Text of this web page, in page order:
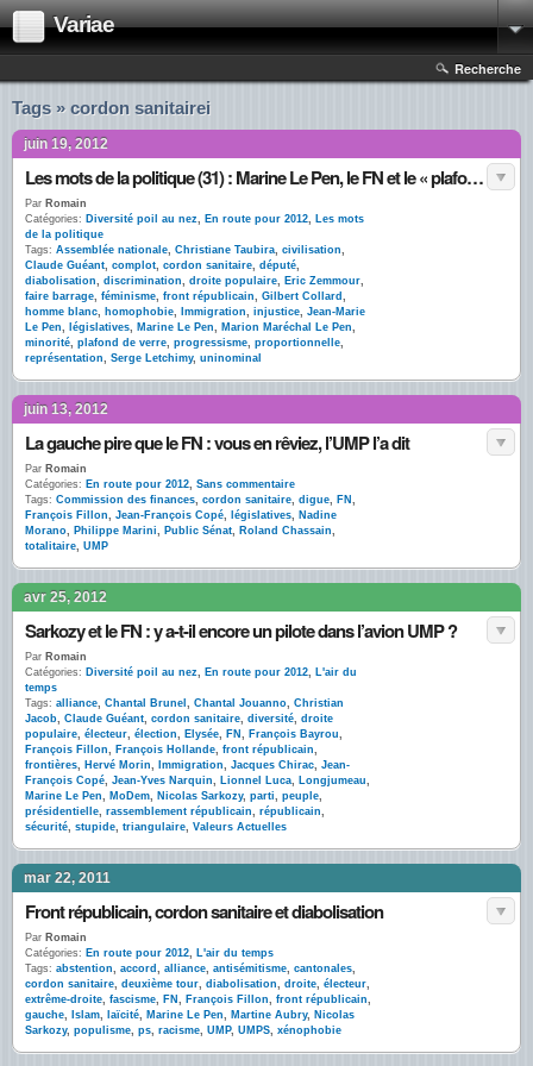
Variae
Recherche
Tags » cordon sanitairei
juin 19, 2012
Les mots de la politique (31) : Marine Le Pen, le FN et le « plafond de verre »
Par Romain
Catégories: Diversité poil au nez, En route pour 2012, Les mots
de la politique
Tags: Assemblée nationale, Christiane Taubira, civilisation,
Claude Guéant, complot, cordon sanitaire, député,
diabolisation, discrimination, droite populaire, Eric Zemmour,
faire barrage, féminisme, front républicain, Gilbert Collard ,
homme blanc, homophobie, Immigration, injustice, Jean-Marie
Le Pen, législatives, Marine Le Pen, Marion Maréchal Le Pen,
minorité, plafond de verre, progressisme, proportionnelle,
représentation, Serge Letchimy, uninominal
juin 13, 2012
La gauche pire que le FN : vous en rêviez, l’UMP l’a dit
Par Romain
Catégories: En route pour 2012, Sans commentaire
Tags: Commission des finances, cordon sanitaire, digue, FN ,
François Fillon, Jean-François Copé, législatives, Nadine
Morano, Philippe Marini, Public Sénat, Roland Chassain,
totalitaire, UMP
avr 25, 2012
Sarkozy et le FN : y a-t-il encore un pilote dans l’avion UMP ?
Par Romain
Catégories: Diversité poil au nez, En route pour 2012, L'air du
temps
Tags: alliance, Chantal Brunel , Chantal Jouanno, Christian
Jacob, Claude Guéant, cordon sanitaire, diversité, droite
populaire, électeur, élection, Elysée, FN , François Bayrou,
François Fillon, François Hollande, front républicain,
frontières, Hervé Morin, Immigration, Jacques Chirac, Jean-
François Copé, Jean-Yves Narquin, Lionnel Luca, Longjumeau,
Marine Le Pen, MoDem, Nicolas Sarkozy, parti, peuple,
présidentielle, rassemblement républicain, républicain,
sécurité, stupide, triangulaire, Valeurs Actuelles
mar 22, 2011
Front républicain, cordon sanitaire et diabolisation
Par Romain
Catégories: En route pour 2012, L'air du temps
Tags: abstention, accord , alliance, antisémitisme, cantonales,
cordon sanitaire, deuxième tour, diabolisation, droite, électeur,
extrême-droite, fascisme, FN , François Fillon, front républicain,
gauche, Islam, laïcité, Marine Le Pen, Martine Aubry, Nicolas
Sarkozy, populisme, ps, racisme, UMP, UMPS, xénophobie